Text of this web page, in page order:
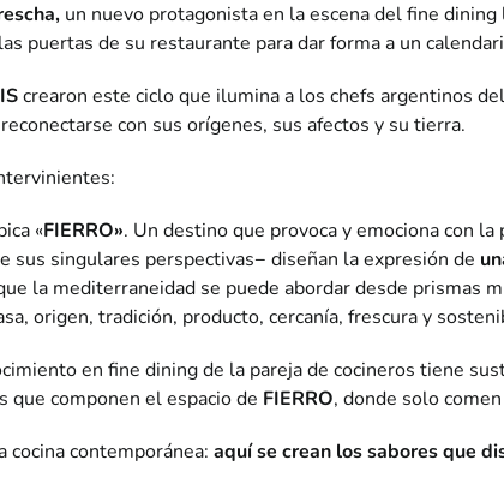
un nuevo protagonista en la escena del fine dining
puertas de su restaurante para dar forma a un
crearon este ciclo que ilumina a los chefs argentinos
con sus orígenes, sus afectos y su tierra.
«FIERRO». Un destino que provoca y emociona con la
sus singulares perspectivas− diseñan la expresión de
la mediterraneidad se puede abordar desde prismas
origen, tradición, producto, cercanía, frescura y
en fine dining de la pareja de cocineros tiene
que componen el espacio de FIERRO, donde solo
cocina contemporánea: aquí se crean los sabores que